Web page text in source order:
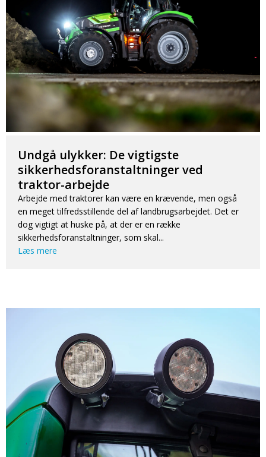
Undgå ulykker: De vigtigste
sikkerhedsforanstaltninger ved
traktor-arbejde
Arbejde med traktorer kan være en krævende, men også
en meget tilfredsstillende del af landbrugsarbejdet. Det er
dog vigtigt at huske på, at der er en række
sikkerhedsforanstaltninger, som skal...
Læs mere